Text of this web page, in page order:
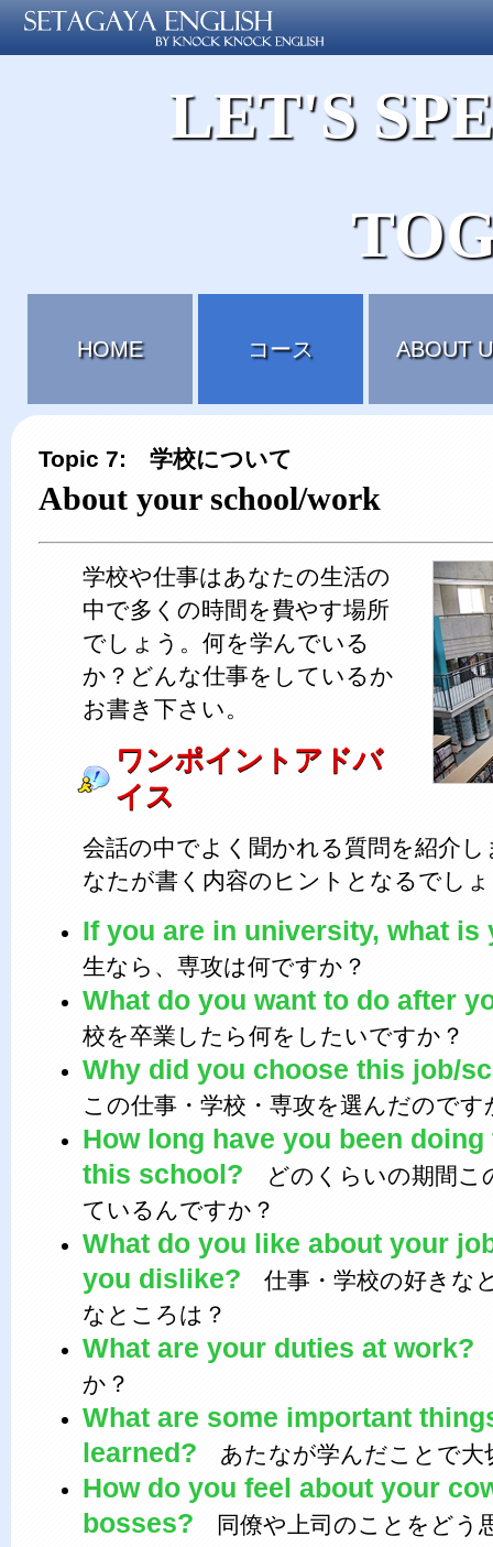
LET'S
HOME コース ABOUT
Topic 7: 学校について
About your school/work
学校や仕事はあなたの生活の
中で多くの時間を費やす場所
でしょう。何を学んでいる
か？どんな仕事をしているか
お書き下さい。
ワンポイントアドバ
イス
会話の中でよく聞かれる質問を紹介
なたが書く内容のヒントとなるでし
If you are in university, what is
生なら、専攻は何ですか？
What do you want to do after
校を卒業したら何をしたいですか？
Why did you choose this job/
この仕事・学校・専攻を選んだのです
How long have you been
this school? どのくらいの期間こ
ているんですか？
What do you like about your
you dislike? 仕事・学校の好きな
なところは？
What are your duties at work?
か？
What are some important
learned? あたなが学んだことで大
How do you feel about your
bosses? 同僚や上司のことをどう